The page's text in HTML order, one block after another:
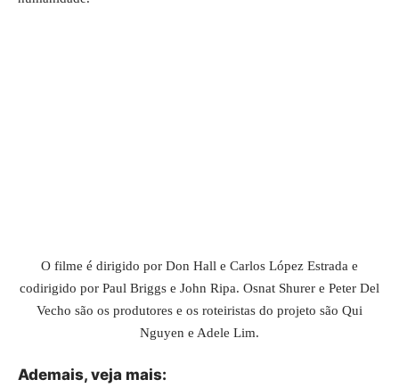
O filme é dirigido por Don Hall e Carlos López Estrada e
codirigido por Paul Briggs e John Ripa. Osnat Shurer e Peter Del
Vecho são os produtores e os roteiristas do projeto são Qui
Nguyen e Adele Lim.
Ademais, veja mais: